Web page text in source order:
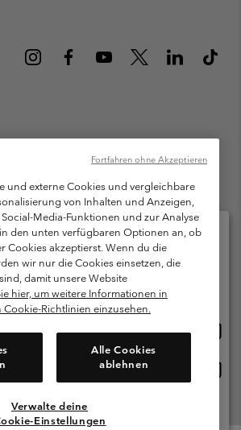
Austria GmbH. Moosfeldstraße 1, 5101
Alle Rechte vorbehalten.
Allgemeine Verkaufsbedingungen
Garantie
des Mitglieder Programms
Nutzergenerierte Inhalte
- 13:00 & 14:00- 18:00 Uhr
und externe Cookies und vergleichbare
von Inhalten und Anzeigen,
Media-Funktionen und zur Analyse
den unten verfügbaren Optionen an, ob
Cookies akzeptierst. Wenn du die
wir nur die Cookies einsetzen, die
damit unsere Website
hier, um weitere Informationen in
Richtlinien einzusehen.
Alle Cookies
ablehnen
Verwalte deine
Einstellungen
Fortfahren ohne Akzeptieren
Ihr Lieferland und Ihre Sprache
Online-Einkauf verfügbar
Alle Länder Anzeigen